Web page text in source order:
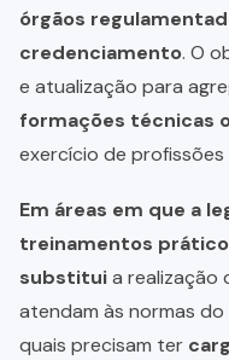
órgãos
credenciamento. O
e atualização para
formações técnicas
exercício de
Em áreas em que a
treinamentos
substituia realização
atendam às normas do
quais precisam ter